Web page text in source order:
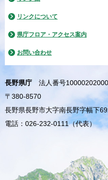
リンクについて
県庁フロア・アクセス案内
お問い合わせ
長野県庁
法人番号
〒380-8570
長野県長野市大字南長野字幅下
電話：026-232-0111（代表）